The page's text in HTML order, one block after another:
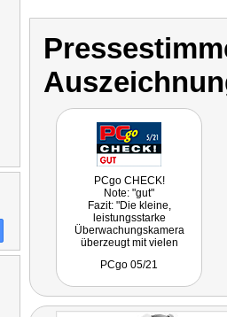
PCgo CHECK!
Note: "gut"
Fazit: "Die kleine,
leistungsstarke
Überwachungskamera
überzeugt mit vielen
günstigen Preis."
PCgo 05/21